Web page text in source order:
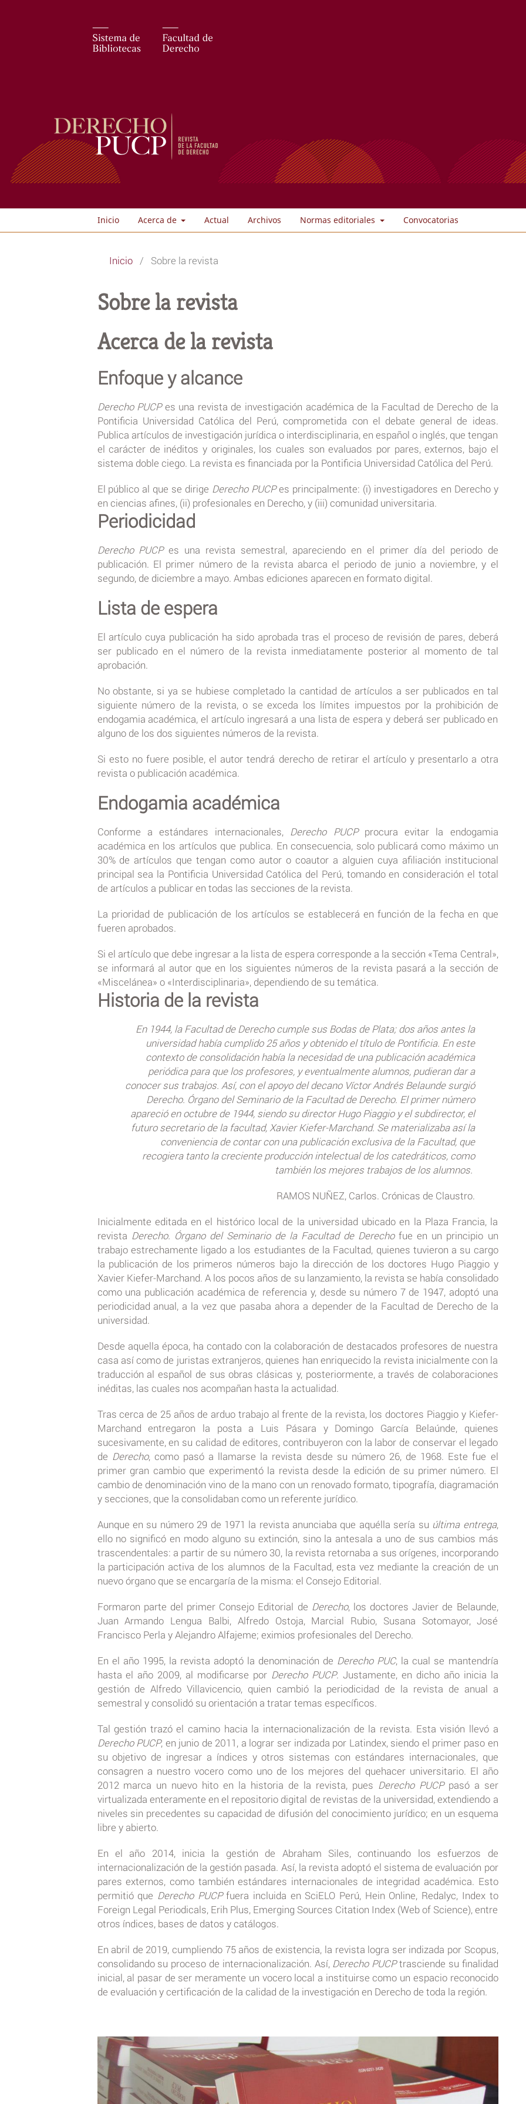
Inicio Acerca de Actual Archivos Normas editoriales Convocatorias
Inicio / Sobre la revista
Sobre la revista
Acerca de la revista
Enfoque y alcance
Derecho PUCPes una revista de investigación académica de la Facultad de Derecho de la
Pontificia Universidad Católica del Perú, comprometida con el debate general de ideas.
Publica artículos de investigación jurídica o interdisciplinaria, en español o inglés, que tengan
el carácter de inéditos y originales, los cuales son evaluados por pares, externos, bajo el
sistema doble ciego. La revista es financiada por la Pontificia Universidad Católica del Perú.
El público al que se dirige Derecho PUCPes principalmente: (i) investigadores en Derecho y
en ciencias afines, (ii) profesionales en Derecho, y (iii) comunidad universitaria.
Periodicidad
Derecho PUCPes una revista semestral, apareciendo en el primer día del periodo de
publicación. El primer número de la revista abarca el periodo de junio a noviembre, y el
segundo, de diciembre a mayo. Ambas ediciones aparecen en formato digital.
Lista de espera
El artículo cuya publicación ha sido aprobada tras el proceso de revisión de pares, deberá
ser publicado en el número de la revista inmediatamente posterior al momento de tal
aprobación.
No obstante, si ya se hubiese completado la cantidad de artículos a ser publicados en tal
siguiente número de la revista, o se exceda los límites impuestos por la prohibición de
endogamia académica, el artículo ingresará a una lista de espera y deberá ser publicado en
alguno de los dos siguientes números de la revista.
Si esto no fuere posible, el autor tendrá derecho de retirar el artículo y presentarlo a otra
revista o publicación académica.
Endogamia académica
Conforme a estándares internacionales, Derecho PUCPprocura evitar la endogamia
académica en los artículos que publica. En consecuencia, solo publicará como máximo un
30% de artículos que tengan como autor o coautor a alguien cuya afiliación institucional
principal sea la Pontificia Universidad Católica del Perú, tomando en consideración el total
de artículos a publicar en todas las secciones de la revista.
La prioridad de publicación de los artículos se establecerá en función de la fecha en que
fueren aprobados.
Si el artículo que debe ingresar a la lista de espera corresponde a la sección «Tema Central»,
se informará al autor que en los siguientes números de la revista pasará a la sección de
«Miscelánea» o «Interdisciplinaria», dependiendo de su temática.
Historia de la revista
En 1944, la Facultad de Derecho cumple sus Bodas de Plata; dos años antes la
universidad había cumplido 25 años y obtenido el título de Pontificia. En este
contexto de consolidación había la necesidad de una publicación académica
periódica para que los profesores, y eventualmente alumnos, pudieran dar a
conocer sus trabajos. Así, con el apoyo del decano Víctor Andrés Belaunde surgió
Derecho. Órgano del Seminario de la Facultad de Derecho. El primer número
apareció en octubre de 1944, siendo su director Hugo Piaggio y el subdirector, el
futuro secretario de la facultad, Xavier Kiefer-Marchand. Se materializaba así la
conveniencia de contar con una publicación exclusiva de la Facultad, que
recogiera tanto la creciente producción intelectual de los catedráticos, como
también los mejores trabajos de los alumnos.
RAMOS NUÑEZ, Carlos. Crónicas de Claustro.
Inicialmente editada en el histórico local de la universidad ubicado en la Plaza Francia, la
revista Derecho. Órgano del Seminario de la Facultad de Derechofue en un principio un
trabajo estrechamente ligado a los estudiantes de la Facultad, quienes tuvieron a su cargo
la publicación de los primeros números bajo la dirección de los doctores Hugo Piaggio y
Xavier Kiefer-Marchand. A los pocos años de su lanzamiento, la revista se había consolidado
como una publicación académica de referencia y, desde su número 7 de 1947, adoptó una
periodicidad anual, a la vez que pasaba ahora a depender de la Facultad de Derecho de la
universidad.
Desde aquella época, ha contado con la colaboración de destacados profesores de nuestra
casa así como de juristas extranjeros, quienes han enriquecido la revista inicialmente con la
traducción al español de sus obras clásicas y, posteriormente, a través de colaboraciones
inéditas, las cuales nos acompañan hasta la actualidad.
Tras cerca de 25 años de arduo trabajo al frente de la revista, los doctores Piaggio y Kiefer-
Marchand entregaron la posta a Luis Pásara y Domingo García Belaúnde, quienes
sucesivamente, en su calidad de editores, contribuyeron con la labor de conservar el legado
de Derecho, como pasó a llamarse la revista desde su número 26, de 1968. Este fue el
primer gran cambio que experimentó la revista desde la edición de su primer número. El
cambio de denominación vino de la mano con un renovado formato, tipografía, diagramación
y secciones, que la consolidaban como un referente jurídico.
Aunque en su número 29 de 1971 la revista anunciaba que aquélla sería su última entrega,
ello no significó en modo alguno su extinción, sino la antesala a uno de sus cambios más
trascendentales: a partir de su número 30, la revista retornaba a sus orígenes, incorporando
la participación activa de los alumnos de la Facultad, esta vez mediante la creación de un
nuevo órgano que se encargaría de la misma: el Consejo Editorial.
Formaron parte del primer Consejo Editorial de Derecho, los doctores Javier de Belaunde,
Juan Armando Lengua Balbi, Alfredo Ostoja, Marcial Rubio, Susana Sotomayor, José
Francisco Perla y Alejandro Alfajeme; eximios profesionales del Derecho.
En el año 1995, la revista adoptó la denominación de Derecho PUC, la cual se mantendría
hasta el año 2009, al modificarse por Derecho PUCP. Justamente, en dicho año inicia la
gestión de Alfredo Villavicencio, quien cambió la periodicidad de la revista de anual a
semestral y consolidó su orientación a tratar temas específicos.
Tal gestión trazó el camino hacia la internacionalización de la revista. Esta visión llevó a
Derecho PUCP, en junio de 2011, a lograr ser indizada por Latindex, siendo el primer paso en
su objetivo de ingresar a índices y otros sistemas con estándares internacionales, que
consagren a nuestro vocero como uno de los mejores del quehacer universitario. El año
2012 marca un nuevo hito en la historia de la revista, pues Derecho PUCPpasó a ser
virtualizada enteramente en el repositorio digital de revistas de la universidad, extendiendo a
niveles sin precedentes su capacidad de difusión del conocimiento jurídico; en un esquema
libre y abierto.
En el año 2014, inicia la gestión de Abraham Siles, continuando los esfuerzos de
internacionalización de la gestión pasada. Así, la revista adoptó el sistema de evaluación por
pares externos, como también estándares internacionales de integridad académica. Esto
permitió que Derecho PUCPfuera incluida en SciELO Perú, Hein Online, Redalyc, Index to
Foreign Legal Periodicals, Erih Plus, Emerging Sources Citation Index (Web of Science), entre
otros índices, bases de datos y catálogos.
En abril de 2019, cumpliendo 75 años de existencia, la revista logra ser indizada por Scopus,
consolidando su proceso de internacionalización. Así, Derecho PUCPtrasciende su finalidad
inicial, al pasar de ser meramente un vocero local a instituirse como un espacio reconocido
de evaluación y certificación de la calidad de la investigación en Derecho de toda la región.